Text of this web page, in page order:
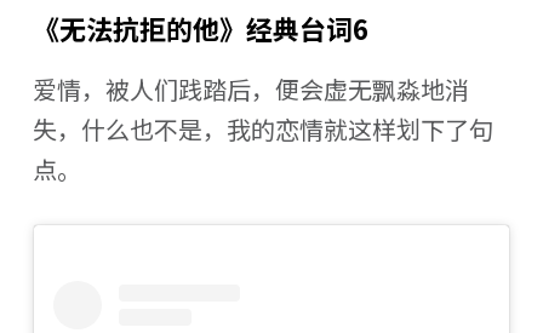
《无法抗拒的他》经典台词6
爱情，被人们践踏后，便会虚无飘淼地消
失，什么也不是，我的恋情就这样划下了句
点。